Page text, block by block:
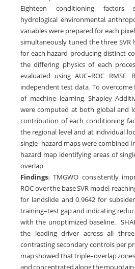
Eighteen conditioning factors
hydrological, environmental,
variables were prepared for each
simultaneously tuned the three SVR
for each hazard, producing distinct
the differing physics of each
evaluated using AUC-ROC,
independent test data. To
of machine learning, Shapley
were computed at both global and
contribution of each conditioning
the regional level and at individual
single-hazard maps were combined
hazard map identifying areas of
overlap.
Findings: TMGWO consistently
ROC over the base SVR model,
for landslide, and 0.9642 for
training-test gap and indicating
with the unoptimized baseline.
the leading driver across all
contrasting secondary controls per
map showed that triple-overlap